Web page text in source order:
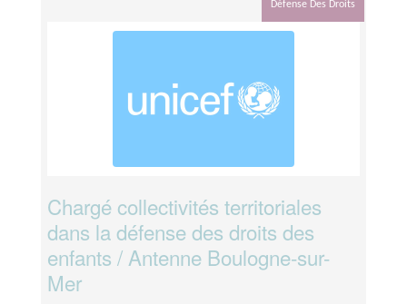
Défense Des Droits
Chargé collectivités territoriales
dans la défense des droits des
enfants / Antenne Boulogne-sur-
Mer